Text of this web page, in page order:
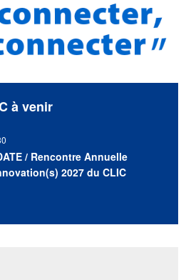
à venir
/ Rencontre Annuelle
2027 du CLIC